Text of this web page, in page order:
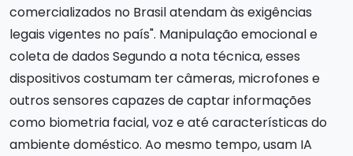
comercializados no Brasil atendam às exigências
legais vigentes no país". Manipulação emocional e
coleta de dados Segundo a nota técnica, esses
dispositivos costumam ter câmeras, microfones e
outros sensores capazes de captar informações
como biometria facial, voz e até características do
ambiente doméstico. Ao mesmo tempo, usam IA